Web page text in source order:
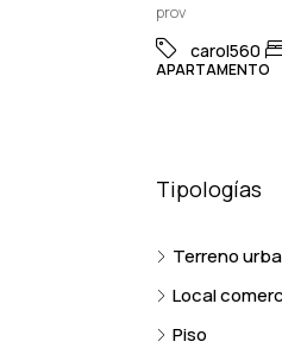
prov
carol560
APARTAMENTO
Tipologías
Terreno
Local
Piso